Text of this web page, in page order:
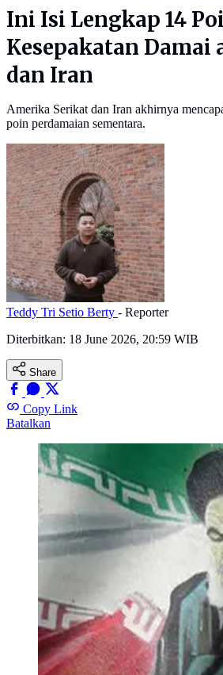
Ini Isi Lengkap 14
Kesepakatan Damai
dan Iran
Amerika Serikat dan Iran akhirnya
poin perdamaian sementara.
Teddy Tri Setio Berty - Reporter
Diterbitkan: 18 June 2026, 20:59 WIB
Share
Copy Link
Batalkan